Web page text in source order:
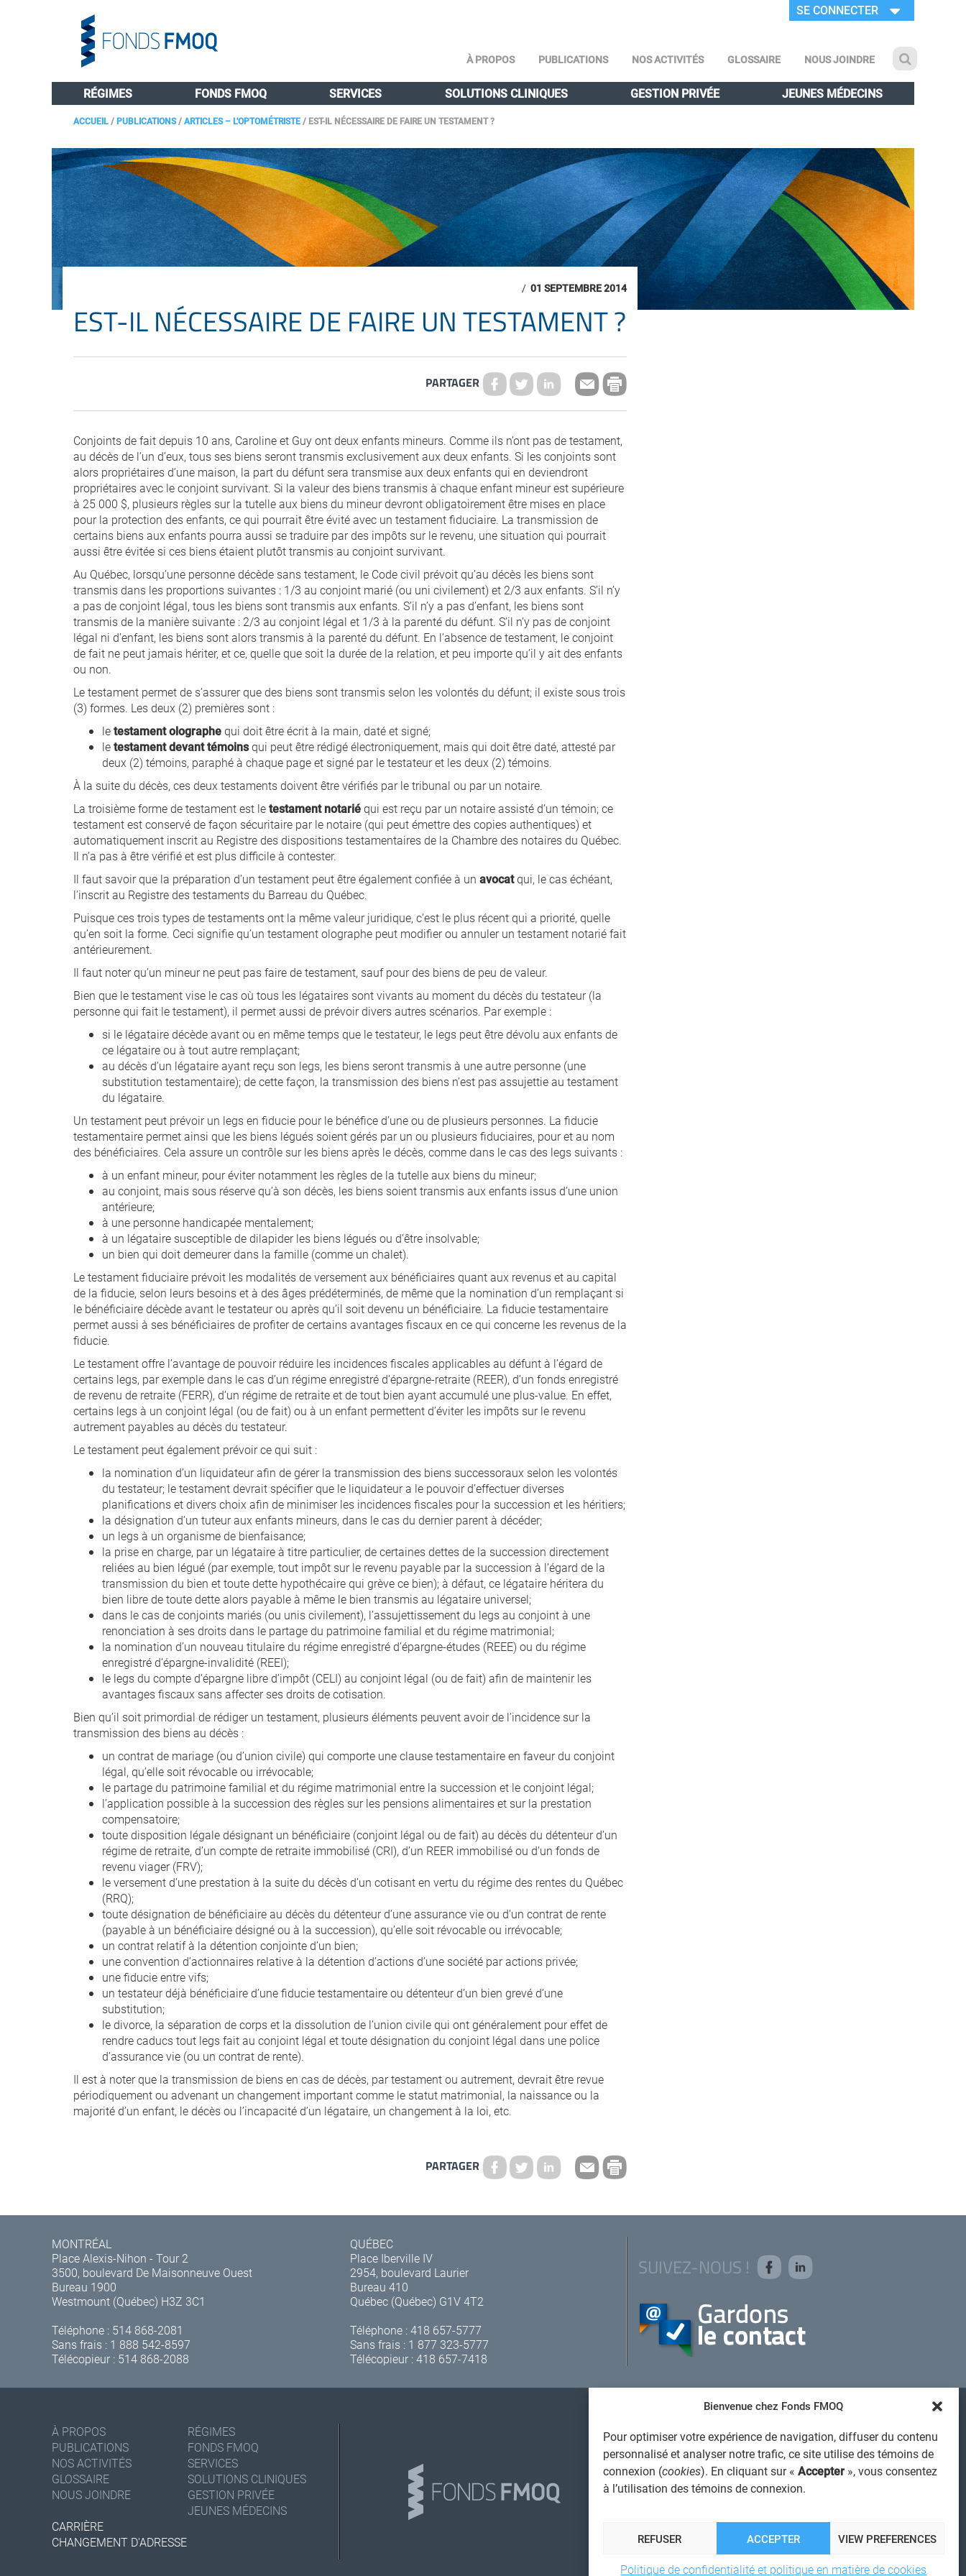
Bienvenue chez Fonds FMOQ
Pour optimiser votre expérience de navigation, diffuser du contenu
personnalisé et analyser notre trafic, ce site utilise des témoins de
connexion (cookies). En cliquant sur « Accepter », vous consentez
à l’utilisation des témoins de connexion.
ACCEPTER
REFUSER VIEW PREFERENCES
Politique de confidentialité et politique en matière de cookies
SE CONNECTER
À PROPOS PUBLICATIONS NOS ACTIVITÉS GLOSSAIRE NOUS JOINDRE
RÉGIMES FONDS FMOQ SERVICES SOLUTIONS CLINIQUES GESTION PRIVÉE JEUNES MÉDECINS
ACCUEIL/PUBLICATIONS/ARTICLES – L'OPTOMÉTRISTE/ EST-IL NÉCESSAIRE DE FAIRE UN TESTAMENT ?
/ 01 SEPTEMBRE 2014
EST-IL NÉCESSAIRE DE FAIRE UN TESTAMENT ?
PARTAGER
Conjoints de fait depuis 10 ans, Caroline et Guy ont deux enfants mineurs. Comme ils n’ont pas de testament,
au décès de l’un d’eux, tous ses biens seront transmis exclusivement aux deux enfants. Si les conjoints sont
alors propriétaires d’une maison, la part du défunt sera transmise aux deux enfants qui en deviendront
propriétaires avec le conjoint survivant. Si la valeur des biens transmis à chaque enfant mineur est supérieure
à 25 000 $, plusieurs règles sur la tutelle aux biens du mineur devront obligatoirement être mises en place
pour la protection des enfants, ce qui pourrait être évité avec un testament fiduciaire. La transmission de
certains biens aux enfants pourra aussi se traduire par des impôts sur le revenu, une situation qui pourrait
aussi être évitée si ces biens étaient plutôt transmis au conjoint survivant.
Au Québec, lorsqu’une personne décède sans testament, le Code civil prévoit qu’au décès les biens sont
transmis dans les proportions suivantes : 1/3 au conjoint marié (ou uni civilement) et 2/3 aux enfants. S’il n’y
a pas de conjoint légal, tous les biens sont transmis aux enfants. S’il n’y a pas d’enfant, les biens sont
transmis de la manière suivante : 2/3 au conjoint légal et 1/3 à la parenté du défunt. S’il n’y pas de conjoint
légal ni d’enfant, les biens sont alors transmis à la parenté du défunt. En l’absence de testament, le conjoint
de fait ne peut jamais hériter, et ce, quelle que soit la durée de la relation, et peu importe qu’il y ait des enfants
ou non.
Le testament permet de s’assurer que des biens sont transmis selon les volontés du défunt; il existe sous trois
(3) formes. Les deux (2) premières sont :
letestament olographequi doit être écrit à la main, daté et signé;
letestament devant témoinsqui peut être rédigé électroniquement, mais qui doit être daté, attesté par
deux (2) témoins, paraphé à chaque page et signé par le testateur et les deux (2) témoins.
À la suite du décès, ces deux testaments doivent être vérifiés par le tribunal ou par un notaire.
La troisième forme de testament est letestament notariéqui est reçu par un notaire assisté d’un témoin; ce
testament est conservé de façon sécuritaire par le notaire (qui peut émettre des copies authentiques) et
automatiquement inscrit au Registre des dispositions testamentaires de la Chambre des notaires du Québec.
Il n’a pas à être vérifié et est plus difficile à contester.
Il faut savoir que la préparation d’un testament peut être également confiée à un avocatqui, le cas échéant,
l’inscrit au Registre des testaments du Barreau du Québec.
Puisque ces trois types de testaments ont la même valeur juridique, c’est le plus récent qui a priorité, quelle
qu’en soit la forme. Ceci signifie qu’un testament olographe peut modifier ou annuler un testament notarié fait
antérieurement.
Il faut noter qu’un mineur ne peut pas faire de testament, sauf pour des biens de peu de valeur.
Bien que le testament vise le cas où tous les légataires sont vivants au moment du décès du testateur (la
personne qui fait le testament), il permet aussi de prévoir divers autres scénarios. Par exemple :
si le légataire décède avant ou en même temps que le testateur, le legs peut être dévolu aux enfants de
ce légataire ou à tout autre remplaçant;
au décès d’un légataire ayant reçu son legs, les biens seront transmis à une autre personne (une
substitution testamentaire); de cette façon, la transmission des biens n’est pas assujettie au testament
du légataire.
Un testament peut prévoir un legs en fiducie pour le bénéfice d’une ou de plusieurs personnes. La fiducie
testamentaire permet ainsi que les biens légués soient gérés par un ou plusieurs fiduciaires, pour et au nom
des bénéficiaires. Cela assure un contrôle sur les biens après le décès, comme dans le cas des legs suivants :
à un enfant mineur, pour éviter notamment les règles de la tutelle aux biens du mineur;
au conjoint, mais sous réserve qu’à son décès, les biens soient transmis aux enfants issus d’une union
antérieure;
à une personne handicapée mentalement;
à un légataire susceptible de dilapider les biens légués ou d’être insolvable;
un bien qui doit demeurer dans la famille (comme un chalet).
Le testament fiduciaire prévoit les modalités de versement aux bénéficiaires quant aux revenus et au capital
de la fiducie, selon leurs besoins et à des âges prédéterminés, de même que la nomination d’un remplaçant si
le bénéficiaire décède avant le testateur ou après qu’il soit devenu un bénéficiaire. La fiducie testamentaire
permet aussi à ses bénéficiaires de profiter de certains avantages fiscaux en ce qui concerne les revenus de la
fiducie.
Le testament offre l’avantage de pouvoir réduire les incidences fiscales applicables au défunt à l’égard de
certains legs, par exemple dans le cas d’un régime enregistré d’épargne-retraite (REER), d’un fonds enregistré
de revenu de retraite (FERR), d’un régime de retraite et de tout bien ayant accumulé une plus-value. En effet,
certains legs à un conjoint légal (ou de fait) ou à un enfant permettent d’éviter les impôts sur le revenu
autrement payables au décès du testateur.
Le testament peut également prévoir ce qui suit :
la nomination d’un liquidateur afin de gérer la transmission des biens successoraux selon les volontés
du testateur; le testament devrait spécifier que le liquidateur a le pouvoir d’effectuer diverses
planifications et divers choix afin de minimiser les incidences fiscales pour la succession et les héritiers;
la désignation d’un tuteur aux enfants mineurs, dans le cas du dernier parent à décéder;
un legs à un organisme de bienfaisance;
la prise en charge, par un légataire à titre particulier, de certaines dettes de la succession directement
reliées au bien légué (par exemple, tout impôt sur le revenu payable par la succession à l’égard de la
transmission du bien et toute dette hypothécaire qui grève ce bien); à défaut, ce légataire héritera du
bien libre de toute dette alors payable à même le bien transmis au légataire universel;
dans le cas de conjoints mariés (ou unis civilement), l’assujettissement du legs au conjoint à une
renonciation à ses droits dans le partage du patrimoine familial et du régime matrimonial;
la nomination d’un nouveau titulaire du régime enregistré d’épargne-études (REEE) ou du régime
enregistré d’épargne-invalidité (REEI);
le legs du compte d’épargne libre d’impôt (CELI) au conjoint légal (ou de fait) afin de maintenir les
avantages fiscaux sans affecter ses droits de cotisation.
Bien qu’il soit primordial de rédiger un testament, plusieurs éléments peuvent avoir de l’incidence sur la
transmission des biens au décès :
un contrat de mariage (ou d’union civile) qui comporte une clause testamentaire en faveur du conjoint
légal, qu’elle soit révocable ou irrévocable;
le partage du patrimoine familial et du régime matrimonial entre la succession et le conjoint légal;
l’application possible à la succession des règles sur les pensions alimentaires et sur la prestation
compensatoire;
toute disposition légale désignant un bénéficiaire (conjoint légal ou de fait) au décès du détenteur d’un
régime de retraite, d’un compte de retraite immobilisé (CRI), d’un REER immobilisé ou d’un fonds de
revenu viager (FRV);
le versement d’une prestation à la suite du décès d’un cotisant en vertu du régime des rentes du Québec
(RRQ);
toute désignation de bénéficiaire au décès du détenteur d’une assurance vie ou d’un contrat de rente
(payable à un bénéficiaire désigné ou à la succession), qu’elle soit révocable ou irrévocable;
un contrat relatif à la détention conjointe d’un bien;
une convention d’actionnaires relative à la détention d’actions d’une société par actions privée;
une fiducie entre vifs;
un testateur déjà bénéficiaire d’une fiducie testamentaire ou détenteur d’un bien grevé d’une
substitution;
le divorce, la séparation de corps et la dissolution de l’union civile qui ont généralement pour effet de
rendre caducs tout legs fait au conjoint légal et toute désignation du conjoint légal dans une police
d’assurance vie (ou un contrat de rente).
Il est à noter que la transmission de biens en cas de décès, par testament ou autrement, devrait être revue
périodiquement ou advenant un changement important comme le statut matrimonial, la naissance ou la
majorité d’un enfant, le décès ou l’incapacité d’un légataire, un changement à la loi, etc.
PARTAGER
MONTRÉAL
Place Alexis-Nihon - Tour 2
3500, boulevard De Maisonneuve Ouest
Bureau 1900
Westmount (Québec) H3Z 3C1
Téléphone : 514 868-2081
Sans frais : 1 888 542-8597
Télécopieur : 514 868-2088
QUÉBEC
Place Iberville IV
2954, boulevard Laurier
Bureau 410
Québec (Québec) G1V 4T2
Téléphone :418 657-5777
Sans frais : 1 877 323-5777
Télécopieur : 418 657-7418
SUIVEZ-NOUS !
À PROPOS
PUBLICATIONS
NOS ACTIVITÉS
GLOSSAIRE
NOUS JOINDRE
RÉGIMES
FONDS FMOQ
SERVICES
SOLUTIONS CLINIQUES
GESTION PRIVÉE
JEUNES MÉDECINS
CARRIÈRE
CHANGEMENT D'ADRESSE
AVIS JURIDIQUE GÉNÉRAL
AVIS À L'USAGER
PROTECTION DES RENSEIGNEMENTS PERSONNELS
POLITIQUE DE TRAITEMENT DES PLAINTES
ALERTE INTERNET
© 2026 Société de services financiers Fonds FMOQ inc.